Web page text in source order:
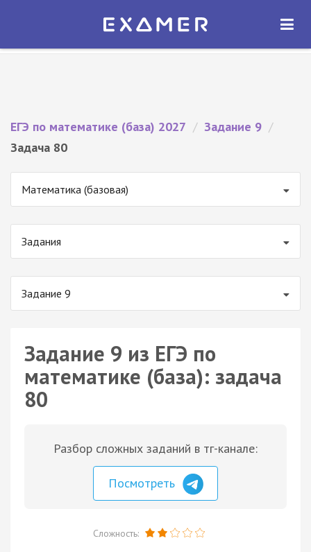
Экзамер — ЕГЭ 2027
ОТКРЫТЬ
ЕГЭ по математике (база) 2027 / Задание 9 /
Задача 80
Математика (базовая)
Задания
Задание 9
Задание 9 из ЕГЭ по
математике (база): задача
80
Разбор сложных заданий в тг-канале:
Посмотреть
Сложность: